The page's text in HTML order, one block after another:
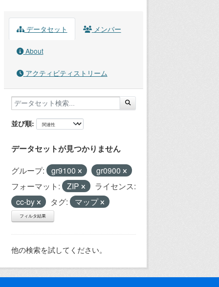
データセット メンバー
About
アクティビティストリーム
並び順
データセットが見つかりません
グループ: gr9100
gr0900
フォーマット:
ZIP
ライセンス:
cc-by
タグ: マップ
フィルタ結果
他の検索を試してください。